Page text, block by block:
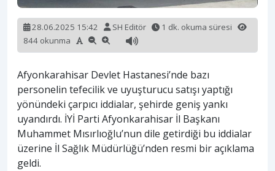
28.06.2025 15:42 SH Editör
1 dk. okuma süresi
844 okunma
Afyonkarahisar Devlet Hastanesi’nde bazı
personelin tefecilik ve uyuşturucu satışı yaptığı
yönündeki çarpıcı iddialar, şehirde geniş yankı
uyandırdı. İYİ Parti Afyonkarahisar İl Başkanı
Muhammet Mısırlıoğlu’nun dile getirdiği bu iddialar
üzerine İl Sağlık Müdürlüğü’nden resmi bir açıklama
geldi.